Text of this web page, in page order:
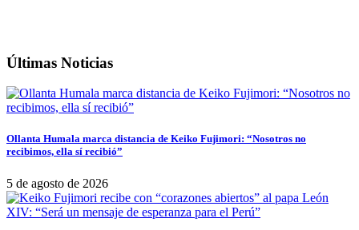
Últimas Noticias
Ollanta Humala marca distancia de Keiko Fujimori: “Nosotros no
recibimos, ella sí recibió”
5 de agosto de 2026